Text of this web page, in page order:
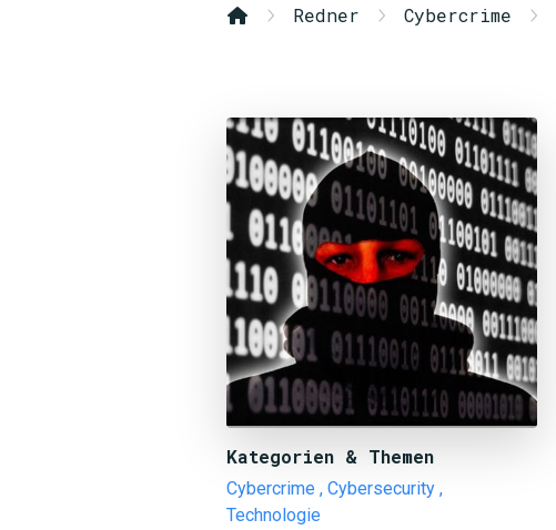
Redner Cybercrime
Kategorien & Themen
Cybercrime , Cybersecurity ,
Technologie